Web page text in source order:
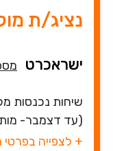
נציג/ת
ישראכרט
(עד דצמבר- מותנה במינ/
+ לצפייה